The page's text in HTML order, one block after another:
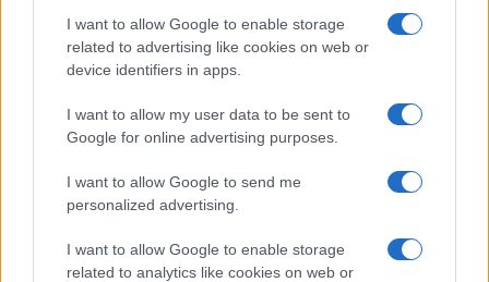
I want to allow Google to enable storage
related to advertising like cookies on web or
device identifiers in apps.
I want to allow my user data to be sent to
Google for online advertising purposes.
I want to allow Google to send me
personalized advertising.
I want to allow Google to enable storage
related to analytics like cookies on web or
Mennyibe kerül
Keressen a telefonboltok ajánlatai között!